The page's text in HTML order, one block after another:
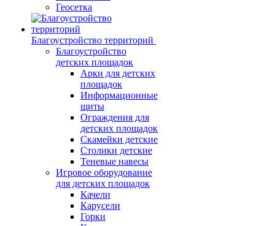
Геосетка
Благоустройство территорий
Благоустройство
детских площадок
Арки для детских
площадок
Информационные
щиты
Ограждения для
детских площадок
Скамейки детские
Столики детские
Теневые навесы
Игровое оборудование
для детских площадок
Качели
Карусели
Горки